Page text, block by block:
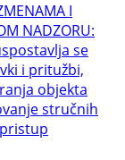
I
NADZORU:
se
i pritužbi,
objekta
stručnih